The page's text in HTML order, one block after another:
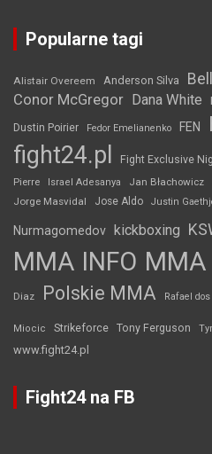
Popularne tagi
Alistair Overeem Anderson Silva
Conor McGregor Dana White
Dustin Poirier Fedor Emelianenko FEN
fight24.pl Fight Exclusive
Pierre
Israel Adesanya Jan Błachowicz
Jorge Masvidal Jose Aldo Justin
Nurmagomedov kickboxing
MMA INFO MMA
Diaz Polskie MMA Rafael
Miocic Strikeforce Tony Ferguson
www.fight24.pl
Fight24 na FB